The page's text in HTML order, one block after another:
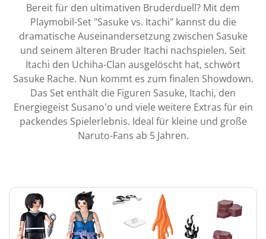
Bereit für den ultimativen Bruderduell? Mit dem
Playmobil-Set "Sasuke vs. Itachi" kannst du die
dramatische Auseinandersetzung zwischen Sasuke
und seinem älteren Bruder Itachi nachspielen. Seit
Itachi den Uchiha-Clan ausgelöscht hat, schwört
Sasuke Rache. Nun kommt es zum finalen Showdown.
Das Set enthält die Figuren Sasuke, Itachi, den
Energiegeist Susano'o und viele weitere Extras für ein
packendes Spielerlebnis. Ideal für kleine und große
Naruto-Fans ab 5 Jahren.